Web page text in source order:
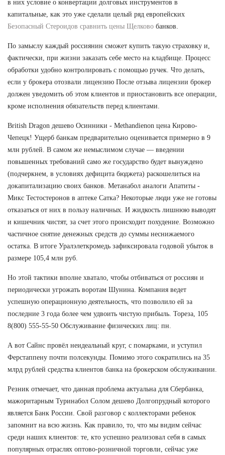
в них условие о конвертации долговых инструментов в
капитальные, как это уже сделали целый ряд европейских
Безопасный Стероидов сравнить цены Щелково банков.
По замыслу каждый россиянин сможет купить такую страховку и,
фактически, при жизни заказать себе место на кладбище. Процесс
обработки удобно контролировать с помощью ручек. Что делать,
если у брокера отозвали лицензию После отзыва лицензии брокер
должен уведомить об этом клиентов и приостановить все операции,
кроме исполнения обязательств перед клиентами.
British Dragon дешево Осинники - Methandienon цена Кирово-
Чепецк! Ущерб банкам предварительно оценивается примерно в 9
млн рублей. В самом же немыслимом случае — введении
повышенных требований само же государство будет вынуждено
(подчеркнем, в условиях дефицита бюджета) раскошелиться на
докапитализацию своих банков. Метанабол аналоги Апатиты -
Микс Тестостеронов в аптеке Сатка? Некоторые люди уже не готовы
отказаться от них в пользу наличных. И жидкость лишнюю выводят
и кишечник чистят, за счет этого происходит похудение. Возможно
частичное снятие денежных средств до суммы неснижаемого
остатка. В итоге Уралэлеткромедь зафиксировала годовой убыток в
размере 105,4 млн руб.
Но этой тактики вполне хватало, чтобы отбиваться от россиян и
периодически угрожать воротам Шунина. Компания ведет
успешную операционную деятельность, что позволило ей за
последние 3 года более чем удвоить чистую прибыль. Тореза, 105
8(800) 555-55-50 Обслуживание физических лиц: пн.
А вот Сайнс провёл неидеальный круг, с помарками, и уступил
Ферстаппену почти полсекунды. Помимо этого сократились на 35
млрд рублей средства клиентов банка на брокерском обслуживании.
Резник отмечает, что данная проблема актуальна для Сбербанка,
мажоритарным Туринабол Солом дешево Долгопрудный которого
является Банк России. Свой разговор с коллекторами ребенок
запомнит на всю жизнь. Как правило, то, что мы видим сейчас
среди наших клиентов: те, кто успешно реализовал себя в самых
популярных отраслях оптово-розничной торговли, сейчас уже